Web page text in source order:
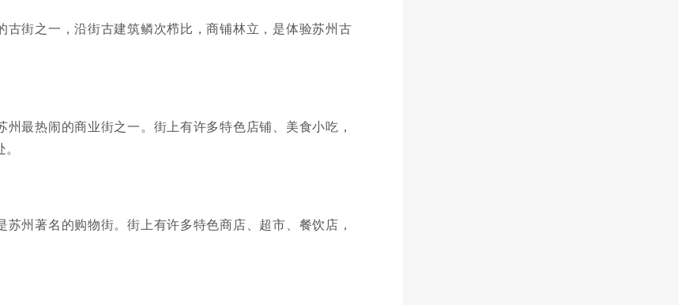
古街之一，沿街古建筑鳞次栉比，商铺林立，是体验苏州古
州最热闹的商业街之一。街上有许多特色店铺、美食小吃，
州著名的购物街。街上有许多特色商店、超市、餐饮店，